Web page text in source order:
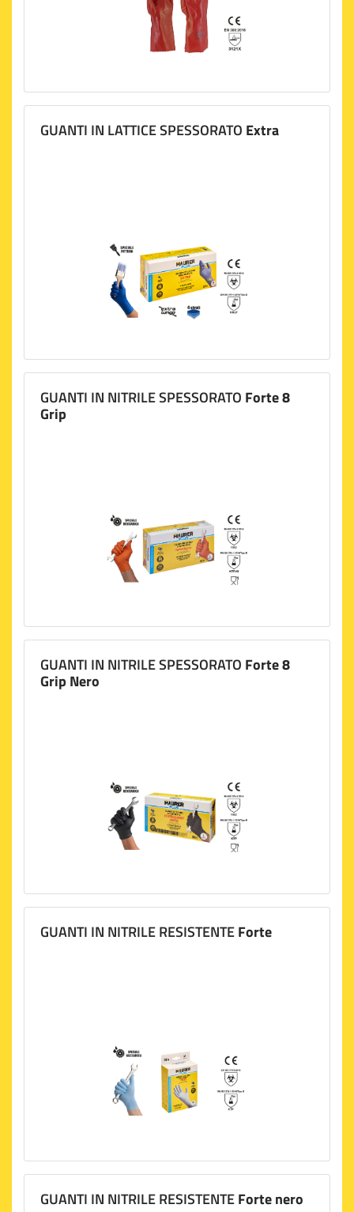
GUANTI IN LATTICE SPESSORATO Extra
GUANTI IN NITRILE SPESSORATO Forte 8
Grip
GUANTI IN NITRILE SPESSORATO Forte 8
Grip Nero
GUANTI IN NITRILE RESISTENTEForte
GUANTI IN NITRILE RESISTENTEForte nero